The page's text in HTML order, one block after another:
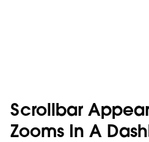
Scrollbar
Zooms In A